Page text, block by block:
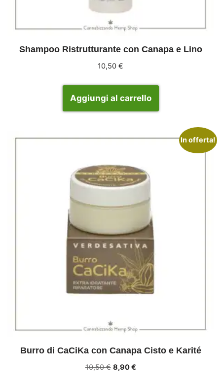
Shampoo Ristrutturante con Canapa e Lino
10,50 €
Aggiungi al carrello
In offerta!
Burro di CaCiKa con Canapa Cisto e Karité
10,50€ 8,90€